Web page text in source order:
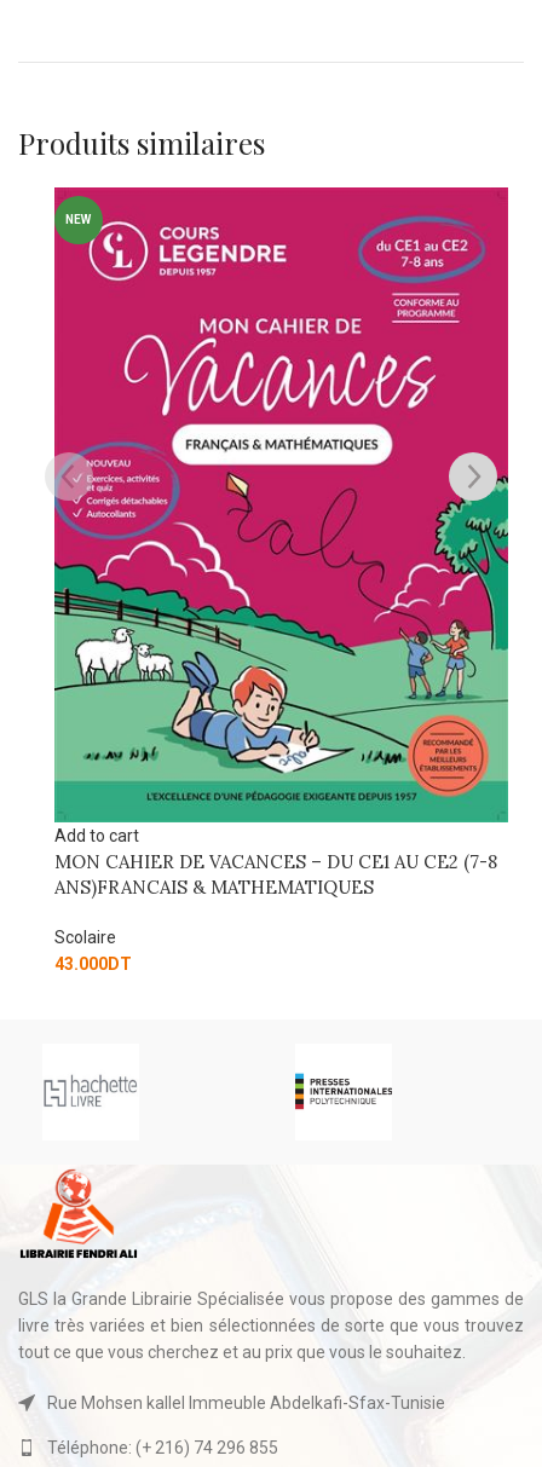
Produits similaires
Add to cart
JOHN CHATTERTON DETECTIVE
22.000DT
GLS la Grande Librairie Spécialisée vous propose des gammes de
livre très variées et bien sélectionnées de sorte que vous trouvez
tout ce que vous cherchez et au prix que vous le souhaitez.
Rue Mohsen kallel Immeuble Abdelkafi-Sfax-Tunisie
Téléphone: (+ 216) 74 296 855